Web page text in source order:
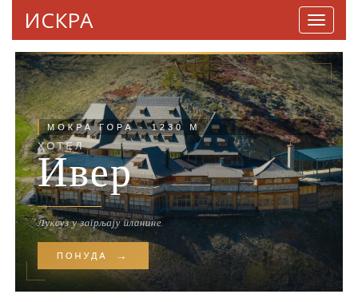
ИСКРА